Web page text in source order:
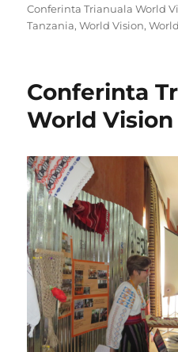
pe
Conferinta Trianuala World
Tanzania,World Vision,
Conferinta
World